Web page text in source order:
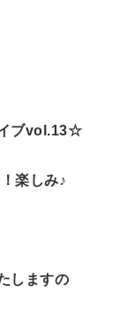
ブvol.13☆
楽しみ♪
しますの